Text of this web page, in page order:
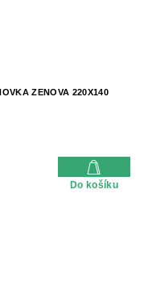
ZENOVA 220X140
Do košíku